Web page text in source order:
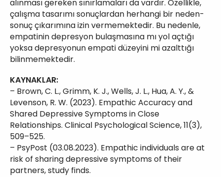
alınması gereken sınırlamaları da vardır. Özellikle,
çalışma tasarımı sonuçlardan herhangi bir neden-
sonuç çıkarımına izin vermemektedir. Bu nedenle,
empatinin depresyon bulaşmasına mı yol açtığı
yoksa depresyonun empati düzeyini mi azalttığı
bilinmemektedir.
KAYNAKLAR:
– Brown, C. L., Grimm, K. J., Wells, J. L., Hua, A. Y., &
Levenson, R. W. (2023). Empathic Accuracy and
Shared Depressive Symptoms in Close
Relationships. Clinical Psychological Science, 11(3),
509–525.
– PsyPost (03.08.2023). Empathic individuals are at
risk of sharing depressive symptoms of their
partners, study finds.